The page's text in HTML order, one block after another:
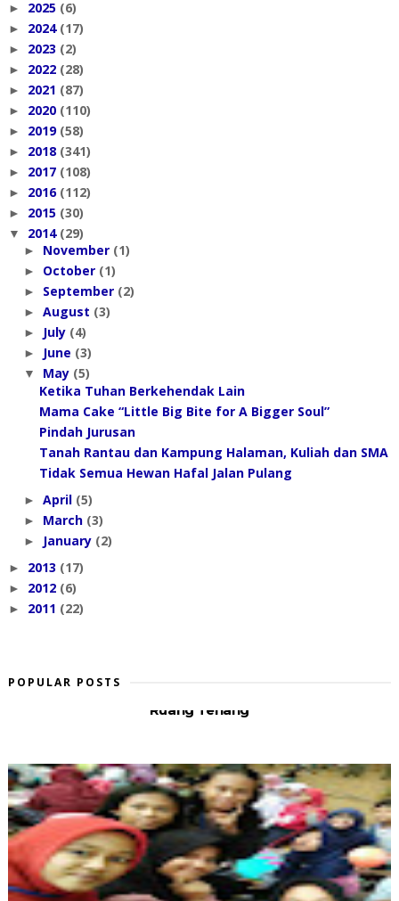
► 2025 (6)
► 2024 (17)
► 2023 (2)
► 2022 (28)
► 2021 (87)
► 2020 (110)
► 2019 (58)
► 2018 (341)
► 2017 (108)
► 2016 (112)
► 2015 (30)
▼ 2014 (29)
► November (1)
► October (1)
► September (2)
► August (3)
► July (4)
► June (3)
▼ May (5)
Ketika Tuhan Berkehendak Lain
Mama Cake “Little Big Bite for A Bigger Soul”
Pindah Jurusan
Tanah Rantau dan Kampung Halaman, Kuliah dan SMA
Tidak Semua Hewan Hafal Jalan Pulang
► April (5)
► March (3)
► January (2)
► 2013 (17)
► 2012 (6)
► 2011 (22)
POPULAR POSTS
Ruang Tenang